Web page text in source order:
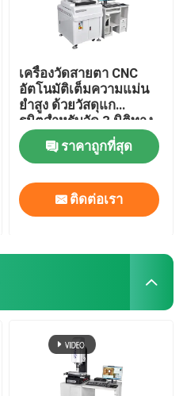
เครื่องวัดสายตา CNC
อัตโนมัติเต็มความแม่น
ยําสูง ด้วยวัสดุแก
รนิตสําหรับวัด 3 มิติทาง
แสง
ราคาถูกที่สุด
ติดต่อเรา